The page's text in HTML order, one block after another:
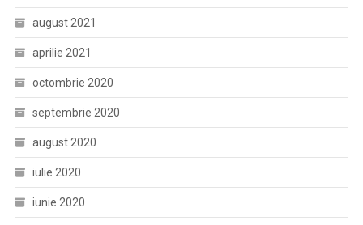
august 2021
aprilie 2021
octombrie 2020
septembrie 2020
august 2020
iulie 2020
iunie 2020